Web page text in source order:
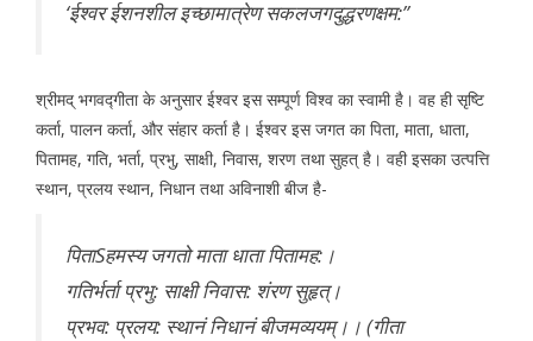
‘ईश्वर ईशनशील इच्छामात्रेण सकलजगदुद्धरणक्षम:’’
श्रीमद् भगवद्गीता के अनुसार ईश्वर इस सम्पूर्ण विश्व का स्वामी है। वह ही सृष्टि
कर्ता, पालन कर्ता, और संहार कर्ता है। ईश्वर इस जगत का पिता, माता, धाता,
पितामह, गति, भर्ता, प्रभु, साक्षी, निवास, शरण तथा सुहत् है। वही इसका उत्पत्ति
स्थान, प्रलय स्थान, निधान तथा अविनाशी बीज है-
पिताSहमस्य जगतो माता धाता पितामह:।
गतिर्भर्ता प्रभु: साक्षी निवास: शंरण सुहृत्।
प्रभव: प्रलय: स्थानं निधानं बीजमव्ययम्।। (गीता